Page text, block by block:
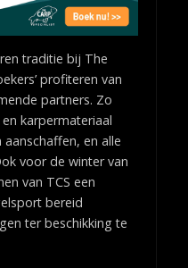
traditie bij The
profiteren van
partners. Zo
karpermateriaal
en alle
voor de winter van
van TCS een
bereid
ter beschikking te